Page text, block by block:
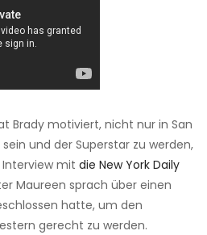
Brady motiviert, nicht nur in San
und der Superstar zu werden,
mit die New York Daily
Maureen sprach über einen
hatte, um den
gerecht zu werden.